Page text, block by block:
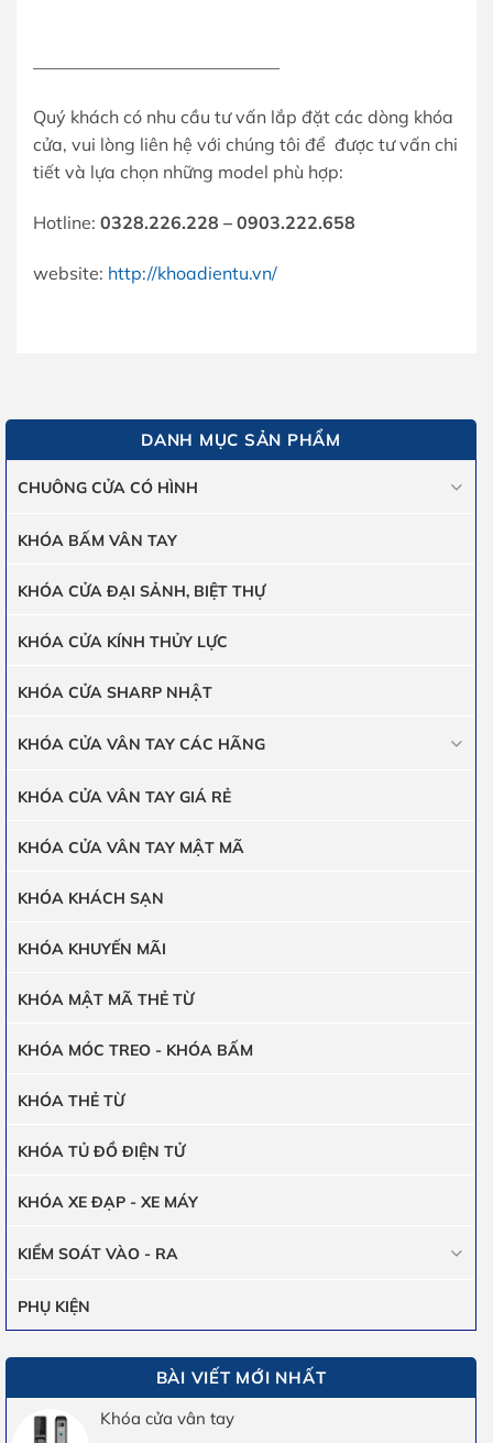
——————————————
Quý khách có nhu cầu tư vấn lắp đặt các dòng khóa
cửa, vui lòng liên hệ với chúng tôi để được tư vấn chi
tiết và lựa chọn những model phù hợp:
Hotline: 0328.226.228 – 0903.222.658
website: http://khoadientu.vn/
DANH MỤC SẢN PHẨM
CHUÔNG CỬA CÓ HÌNH
KHÓA BẤM VÂN TAY
KHÓA CỬA ĐẠI SẢNH, BIỆT THỰ
KHÓA CỬA KÍNH THỦY LỰC
KHÓA CỬA SHARP NHẬT
KHÓA CỬA VÂN TAY CÁC HÃNG
KHÓA CỬA VÂN TAY GIÁ RẺ
KHÓA CỬA VÂN TAY MẬT MÃ
KHÓA KHÁCH SẠN
KHÓA KHUYẾN MÃI
KHÓA MẬT MÃ THẺ TỪ
KHÓA MÓC TREO - KHÓA BẤM
KHÓA THẺ TỪ
KHÓA TỦ ĐỒ ĐIỆN TỬ
KHÓA XE ĐẠP - XE MÁY
KIỂM SOÁT VÀO - RA
PHỤ KIỆN
BÀI VIẾT MỚI NHẤT
Khóa cửa vân tay